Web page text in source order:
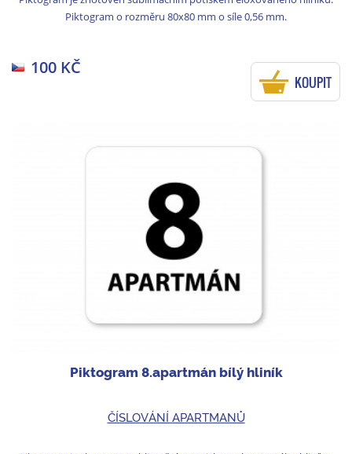
Piktogram o rozměru 80x80 mm o síle 0,56 mm.
100 KČ
KOUPIT
Piktogram 8.apartmán bílý hliník
ČÍSLOVÁNÍ APARTMANŮ